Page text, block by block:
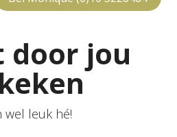
door jou
wel leuk hé!